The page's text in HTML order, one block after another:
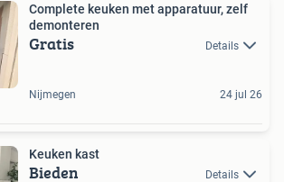
Complete keuken met apparatuur, zelf
demonteren
Gratis Details
Nijmegen 24 jul 26
Keuken kast
Bieden Details